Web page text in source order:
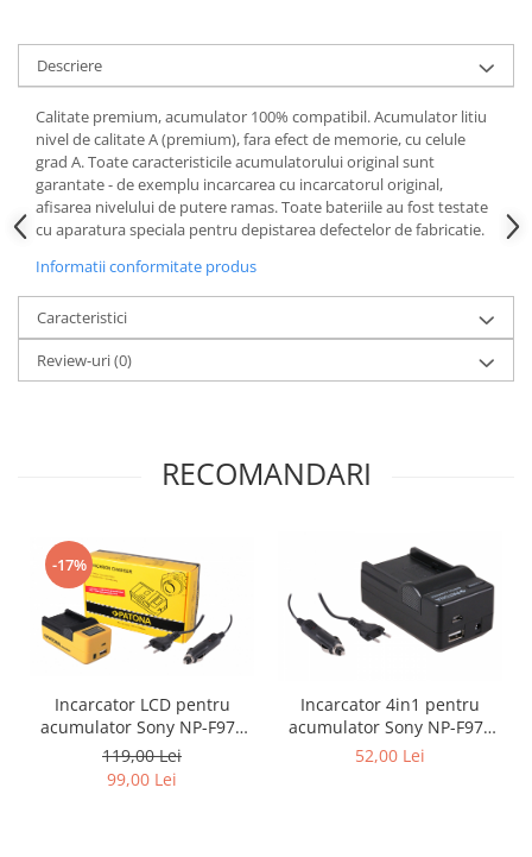
Blițuri și lumini foto/video
Cablu date
tableta
Telefoane mobile
Casti
Telefoane mobile
Custi aparate foto-video
Incarcatoare auto
Telefoane mobile
Descriere
Calitate premium, acumulator 100% compatibil. Acumulator litiu
nivel de calitate A (premium), fara efect de memorie, cu celule
grad A. Toate caracteristicile acumulatorului original sunt
garantate - de exemplu incarcarea cu incarcatorul original,
afisarea nivelului de putere ramas. Toate bateriile au fost testate
cu aparatura speciala pentru depistarea defectelor de fabricatie.
Informatii conformitate produs
Caracteristici
Review-uri(0)
RECOMANDARI
-17%
Incarcator LCD pentru
acumulator Sony NP-F970
NP-FM50 NP-FM500H
Patona
119,00 Lei
99,00 Lei
Incarcator 4in1 pentru
acumulator Sony NP-F970
NP-FM50 NP-FM500H
52,00 Lei